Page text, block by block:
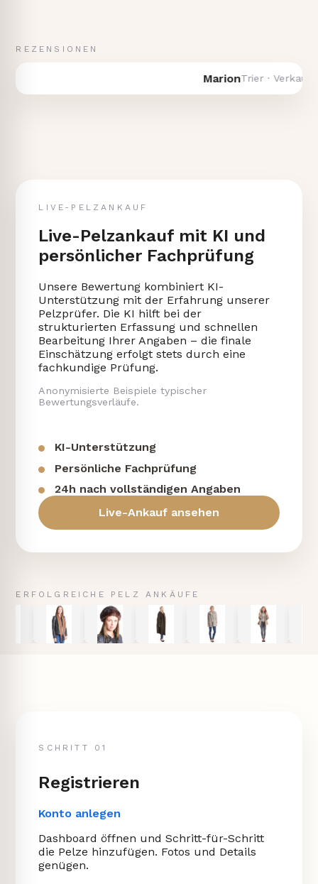
REZENSIONEN
MarionTrier · Verkauf vom
LIVE-PELZANKAUF
Live-Pelzankauf mit KI und
persönlicher Fachprüfung
Unsere Bewertung kombiniert KI-
Unterstützung mit der Erfahrung unserer
Pelzprüfer. Die KI hilft bei der
strukturierten Erfassung und schnellen
Bearbeitung Ihrer Angaben – die finale
Einschätzung erfolgt stets durch eine
fachkundige Prüfung.
Anonymisierte Beispiele typischer
Bewertungsverläufe.
KI-Unterstützung
Persönliche Fachprüfung
24h nach vollständigen Angaben
Live-Ankauf ansehen
ERFOLGREICHE PELZ ANKÄUFE
SCHRITT 01
Registrieren
Konto anlegen
Dashboard öffnen und Schritt-für-Schritt
die Pelze hinzufügen. Fotos und Details
genügen.